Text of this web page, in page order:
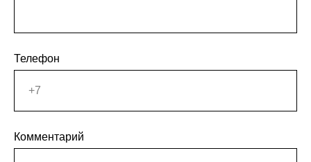
Телефон
Комментарий